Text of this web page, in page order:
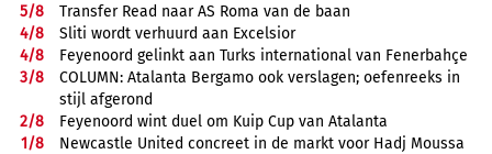
5/8
Transfer Read naar AS Roma van de baan
4/8
Sliti wordt verhuurd aan Excelsior
4/8
Feyenoord gelinkt aan Turks international van Fenerbahçe
3/8
COLUMN: Atalanta Bergamo ook verslagen; oefenreeks in
stijl afgerond
2/8
Feyenoord wint duel om Kuip Cup van Atalanta
1/8
Newcastle United concreet in de markt voor Hadj Moussa